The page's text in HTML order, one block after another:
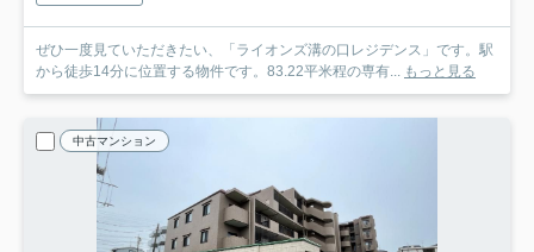
ぜひ一度見ていただきたい、「ライオンズ溝の口レジデンス」です。駅
から徒歩14分に位置する物件です。83.22平米程の専有...
もっと見る
中古マンション